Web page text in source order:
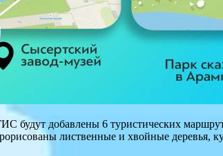
будут добавлены 6 туристических
лиственные и хвойные деревья,